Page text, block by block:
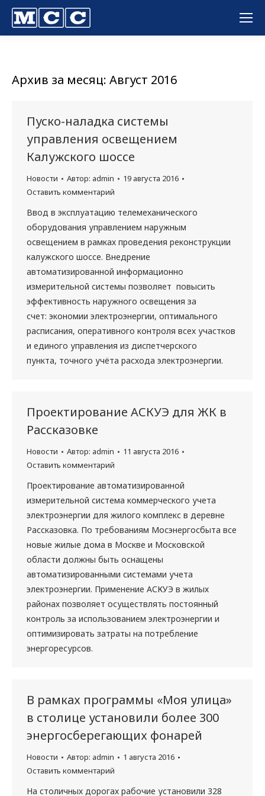
Архив за месяц: Август 2016
Пуско-наладка системы
управления освещением
Калужского шоссе
Новости Автор: admin
19 августа 2016
Оставить комментарий
Ввод в эксплуатацию телемеханического
оборудования управлением наружным
освещением в рамках проведения реконструкции
калужского шоссе. Внедрение
автоматизированной информационно
измерительной системы позволяет повысить
эффективность наружного освещения за
счет: экономии электроэнергии, оптимального
расписания, оперативного контроля всех участков
и единого управления из диспетчерского
пункта, точного учёта расхода электроэнергии.
Проектирование АСКУЭ для ЖК в
Рассказовке
Новости Автор: admin
11 августа 2016
Оставить комментарий
Проектирование автоматизированной
измерительной система коммерческого учета
электроэнергии для жилого комплекс в деревне
Рассказовка. По требованиям Мосэнергосбыта все
новые жилые дома в Москве и Московской
области должны быть оснащены
автоматизированными системами учета
электроэнергии. Применение АСКУЭ в жилых
районах позволяет осуществлять постоянный
контроль за использованием электроэнергии и
оптимизировать затраты на потребление
энергоресурсов.
В рамках программы «Моя улица»
в столице установили более 300
энергосберегающих фонарей
Новости Автор: admin
1 августа 2016
Оставить комментарий
На столичных дорогах рабочие установили 328